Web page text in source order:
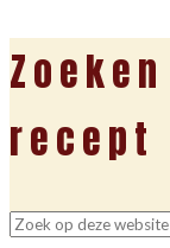
recept
Zoek